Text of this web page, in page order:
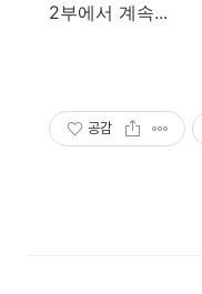
2부에서 계속...
공감